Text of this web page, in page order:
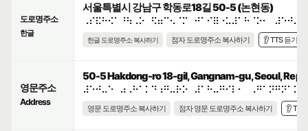
도로명주소
한글
서울특별시 강남구 학동로18길 50-5 (논현동)
⠠⠎⠯⠓⠪⠁⠘⠳⠠⠕⠀⠫⠶⠉⠢⠈⠍⠀⠚⠁⠊⠿⠐⠥⠼⠁⠓⠈⠕⠂⠀⠼⠑⠚⠤⠑
한글 도로명주소 복사하기 점자 도로명주소 복사하기 👂 TTS 듣기
영문주소
Address
50-5 Hakdong-ro 18-gil, Gangnam-gu, Seoul,
영문 도로명주소 복사하기 점자 영문 도로명주소 복사하기 👂 TTS